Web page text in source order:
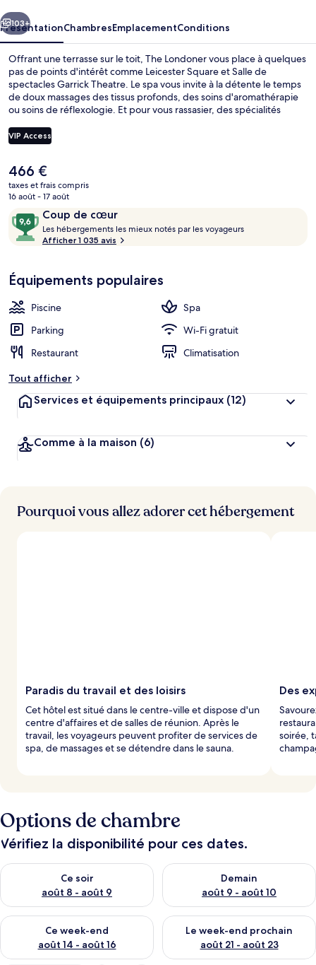
Suivant
103+
PrésentationChambresEmplacementConditions
Offrant une terrasse sur le toit, The Londoner vous place à quelques
pas de points d'intérêt comme Leicester Square et Salle de
spectacles Garrick Theatre. Le spa vous invite à la détente le temps
de doux massages des tissus profonds, des soins d'aromathérapie
ou soins de réflexologie. Et pour vous rassasier, des spécialités
Whitcomb’s, qui est ouvert à l'heure du petit déjeuner, du déjeuner
et du dîner. Parmi les autres avantages de cet hôtel de luxe, on
l'idéal pour des vacances sans soucis. Les autres voyageurs adorent
le personnel attentionné et l'emplacement central. L'hébergement
se situe à une très courte distance à pied des transports publics :
Station de métro Piccadilly Circus se trouve à 4 min et Station de
métro Leicester Square, à 4 min.
VIP Access
Le
prix
actuel
de
466 €.
466 €
taxes et frais compris
16 août - 17 août
Avis
voyageurs
Coup de cœur
9,6
sur
10,
cœur
Les hébergements les mieux notés par les voyageurs
n
i
e
e
s
Afficher 1 035 avis
Équipements populaires
Piscine
Spa
Parking
Wi-Fi gratuit
Restaurant
Climatisation
Tout afficher
Services et équipements principaux (12)
Comme à la maison (6)
Pourquoi vous allez adorer cet hébergement
Paradis du travail et des loisirs
Cet hôtel est situé dans le centre-ville et dispose d'un
centre d'affaires et de salles de réunion. Après le
travail, les voyageurs peuvent profiter de services de
spa, de massages et se détendre dans le sauna.
Des
soirée,
Options de chambre
Vérifiez la disponibilité pour ces dates.
Ce soir
août 8 - août 9
Vérifier la disponibilité pour ce soir août 8 - août 9
Demain
août 9 - août 10
Vérifier la disponibilité pour
Ce week-end
août 14 - août 16
Vérifier la disponibilité pour ce week-end août 14 - août 16
Le week-end prochain
août 21 - août 23
Vérifier la disponibilité pour